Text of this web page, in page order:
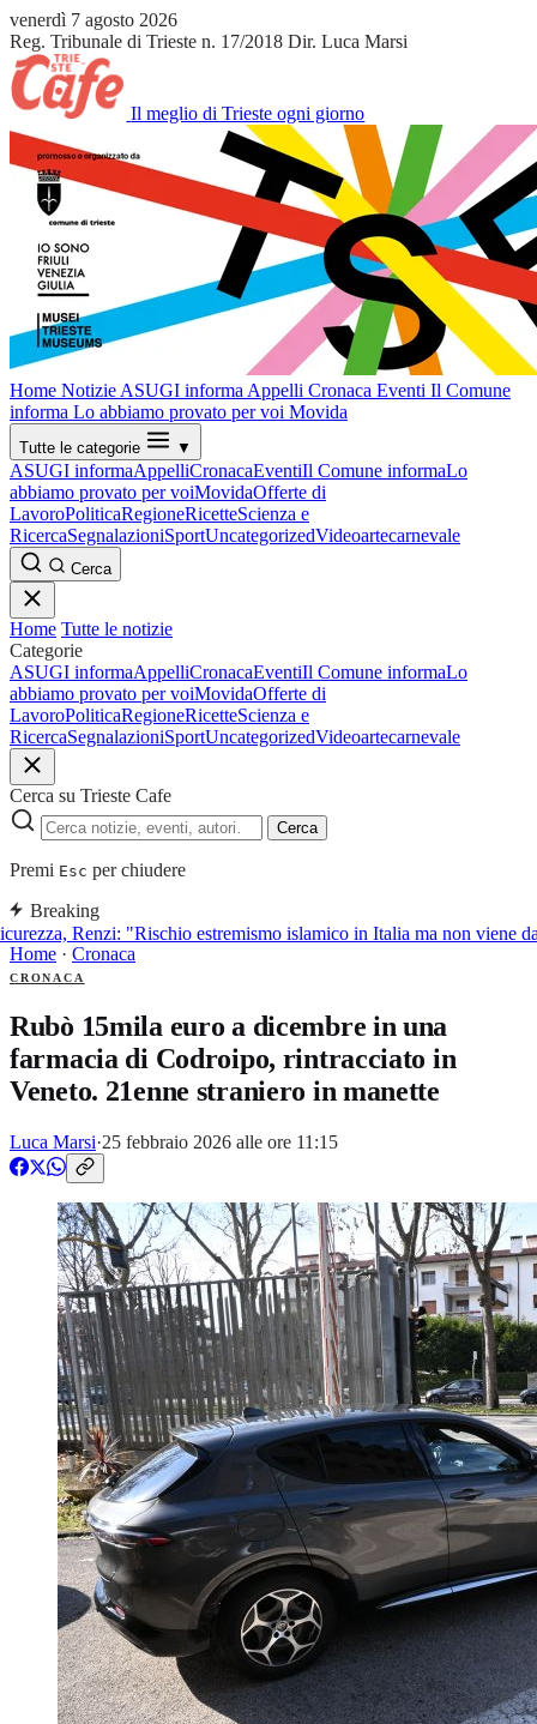
venerdì 7 agosto 2026
Reg. Tribunale di Trieste n. 17/2018 Dir. Luca Marsi
Il meglio di Trieste ogni giorno
Home Notizie ASUGI informa Appelli Cronaca Eventi Il Comune
informa Lo abbiamo provato per voi Movida
Tutte le categorie ▼
ASUGI informaAppelliCronacaEventiIl Comune informaLo
abbiamo provato per voiMovidaOfferte di
LavoroPoliticaRegioneRicetteScienza e
RicercaSegnalazioniSportUncategorizedVideoartecarnevale
Cerca
Home Tutte le notizie
Categorie
ASUGI informaAppelliCronacaEventiIl Comune informaLo
abbiamo provato per voiMovidaOfferte di
LavoroPoliticaRegioneRicetteScienza e
RicercaSegnalazioniSportUncategorizedVideoartecarnevale
Cerca su Trieste Cafe
Cerca
Premi Esc per chiudere
Breaking
Renzi: "Rischio estremismo islamico in Italia ma non viene
Home · Cronaca
CRONACA
Rubò 15mila euro a dicembre in una
farmacia di Codroipo, rintracciato in
Veneto. 21enne straniero in manette
Luca Marsi·25 febbraio 2026 alle ore 11:15